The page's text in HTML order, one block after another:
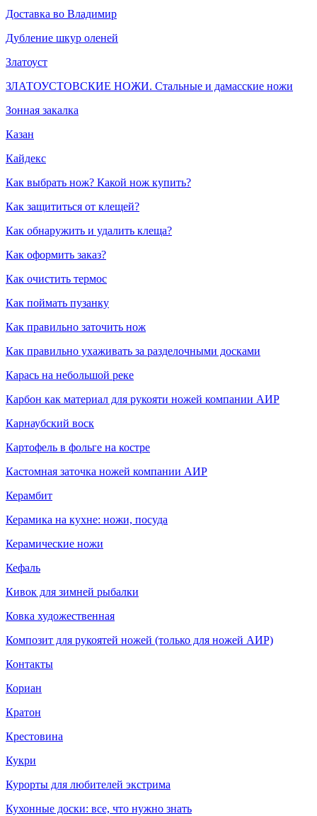
Доставка во Владимир
Дубление шкур оленей
Златоуст
ЗЛАТОУСТОВСКИЕ НОЖИ. Стальные и дамасские ножи
Зонная закалка
Казан
Кайдекс
Как выбрать нож? Какой нож купить?
Как защититься от клещей?
Как обнаружить и удалить клеща?
Как оформить заказ?
Как очистить термос
Как поймать пузанку
Как правильно заточить нож
Как правильно ухаживать за разделочными досками
Карась на небольшой реке
Карбон как материал для рукояти ножей компании АИР
Карнаубский воск
Картофель в фольге на костре
Кастомная заточка ножей компании АИР
Керамбит
Керамика на кухне: ножи, посуда
Керамические ножи
Кефаль
Кивок для зимней рыбалки
Ковка художественная
Композит для рукоятей ножей (только для ножей АИР)
Контакты
Кориан
Кратон
Крестовина
Кукри
Курорты для любителей экстрима
Кухонные доски: все, что нужно знать